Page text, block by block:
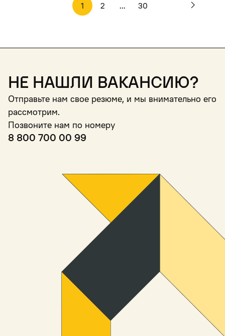
1 2 ... 30
Не нашли вакансию?
Отправьте нам свое резюме, и мы внимательно его
рассмотрим.
Позвоните нам по номеру
8 800 700 00 99